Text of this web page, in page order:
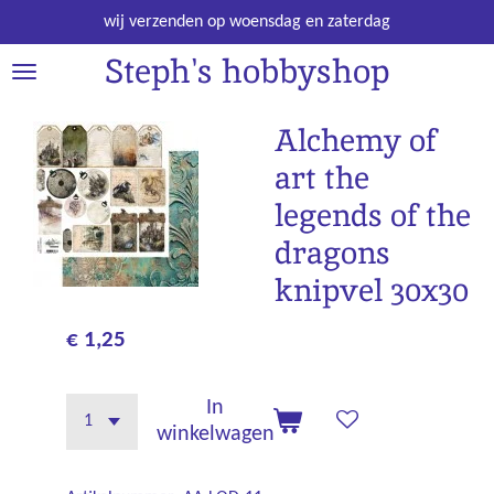
direct
naar
hoofdinhoud
Steph's hobbyshop
wij verzenden op woensdag en zaterdag
Alchemy of
art the
legends of the
dragons
knipvel 30x30
€ 1,25
In
winkelwagen